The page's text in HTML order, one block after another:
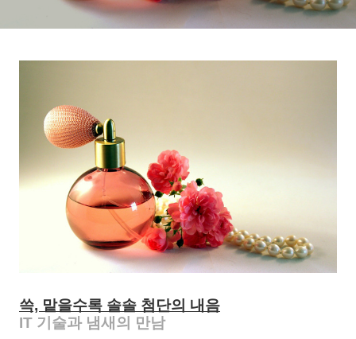
쓱, 맡을수록 솔솔 첨단의 내음
IT 기술과 냄새의 만남